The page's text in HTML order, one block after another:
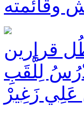
وقائمته
قرارين
لِلَّقَبِ
زَغِيرْ